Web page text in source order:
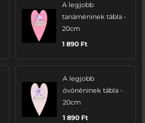
A legjobb
tanárnéninek tábla -
20cm
1 890 Ft
A legjobb
óvónéninek tábla -
20cm
1 890 Ft